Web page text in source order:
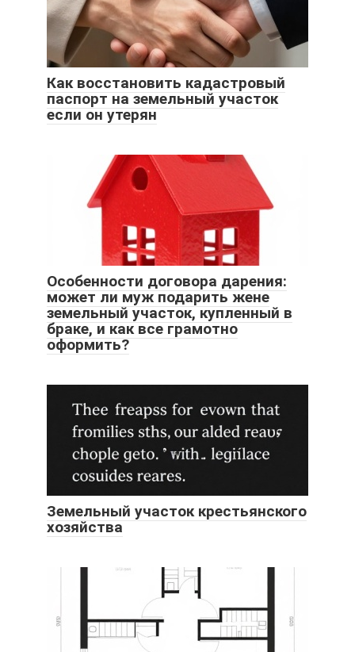
Как восстановить кадастровый
паспорт на земельный участок
если он утерян
Особенности договора дарения:
может ли муж подарить жене
земельный участок, купленный в
браке, и как все грамотно
оформить?
Земельный участок крестьянского
хозяйства